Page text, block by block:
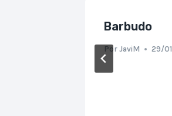
Barbudo
Por JaviM 29/